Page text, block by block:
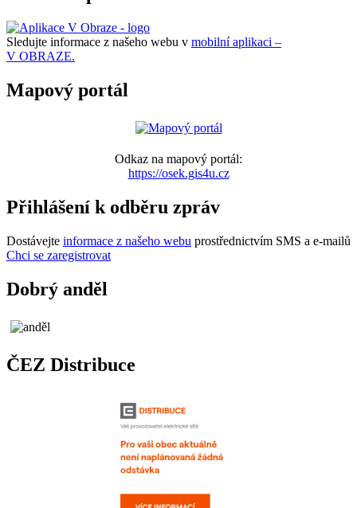
Sledujte informace z našeho webu v mobilní aplikaci –
V OBRAZE.
Mapový portál
Odkaz na mapový portál:
https://osek.gis4u.cz
Přihlášení k odběru zpráv
Dostávejte informace z našeho webu prostřednictvím SMS a e-mailů
Chci se zaregistrovat
Dobrý anděl
ČEZ Distribuce